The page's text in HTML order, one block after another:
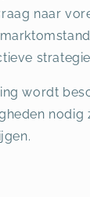
naar
wordt